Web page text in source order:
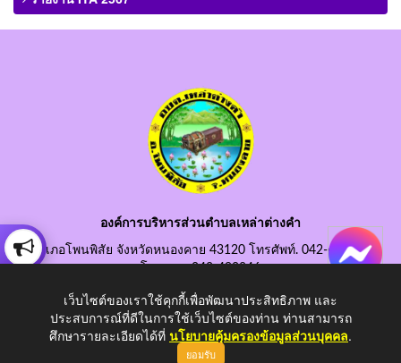
องค์การบริหารส่วนตำบลเหล่าต่างคำ
อำเภอโพนพิสัย จังหวัดหนองคาย 43120 โทรศัพท์. 042-490845
โทรสาร. 042-490846
อีเมลกลาง. saraban@laotangkham.go.th
เว็บไซต์ของเราใช้คุกกี้เพื่อพัฒนาประสิทธิภาพ และ
ประสบการณ์ที่ดีในการใช้เว็บไซต์ของท่าน ท่านสามารถ
ศึกษารายละเอียดได้ที่ นโยบายคุ้มครองข้อมูลส่วนบุคคล.
ยอมรับ